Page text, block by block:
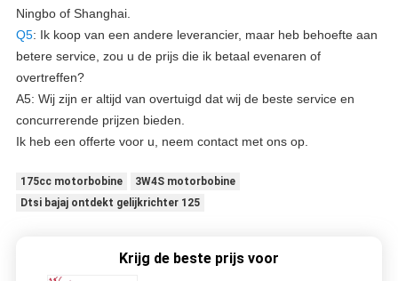
Ningbo of Shanghai.
Q5: Ik koop van een andere leverancier, maar heb behoefte aan
betere service, zou u de prijs die ik betaal evenaren of
overtreffen?
A5: Wij zijn er altijd van overtuigd dat wij de beste service en
concurrerende prijzen bieden.
Ik heb een offerte voor u, neem contact met ons op.
175cc motorbobine
3W4S motorbobine
Dtsi bajaj ontdekt gelijkrichter 125
Krijg de beste prijs voor